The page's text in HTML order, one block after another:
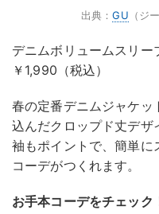
出典：GU （ジ
デニムボリュームスリー
￥1,990（税込）
春の定番デニムジャケッ
込んだクロップド丈デザ
袖もポイントで、簡単に
コーデがつくれます。
お手本コーデをチェック